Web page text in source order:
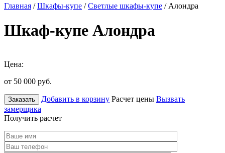
Главная /Шкафы-купе /Светлые шкафы-купе / Алондра
Шкаф-купе Алондра
Цена:
от 50 000 руб.
Заказать Добавить в корзину Расчет цены Вызвать
замерщика
Получить расчет